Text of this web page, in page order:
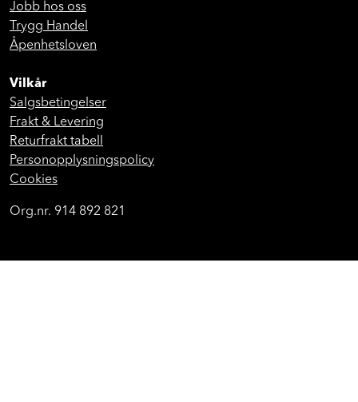
Jobb hos oss
Trygg Handel
Åpenhetsloven
Vilkår
Salgsbetingelser
Frakt & Levering
Returfrakt tabell
Personopplysningspolicy
Cookies
Org.nr. 914 892 821